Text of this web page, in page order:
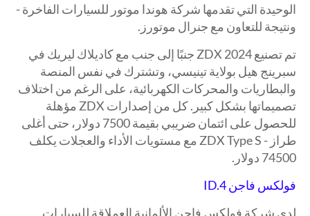
الوحيدة التي تقدمها شركة هوندا موتور للسيارات الفاخرة -
ونتيجة للتعاون مع جنرال موتورز.
تم تصنيع ZDX 2024 جنبًا إلى جنب مع كاديلاك ليريك في
سبرينج هيل بولاية تينيسي، وتشترك في نفس المنصة
والبطاريات والمحركات الكهربائية، على الرغم من اختلاف
تصميماتها بشكل كبير. كل من إصدارات ZDX مؤهلة
للحصول على ائتمان ضريبي بقيمة 7500 دولار، حتى أغلى
طراز - ZDX Type S مع مستويات الأداء والعجلات يكلف
74500 دولار.
فولكس فاجن ID.4
لدى شركة فولكس فاجن الألمانية العملاقة للسيارات